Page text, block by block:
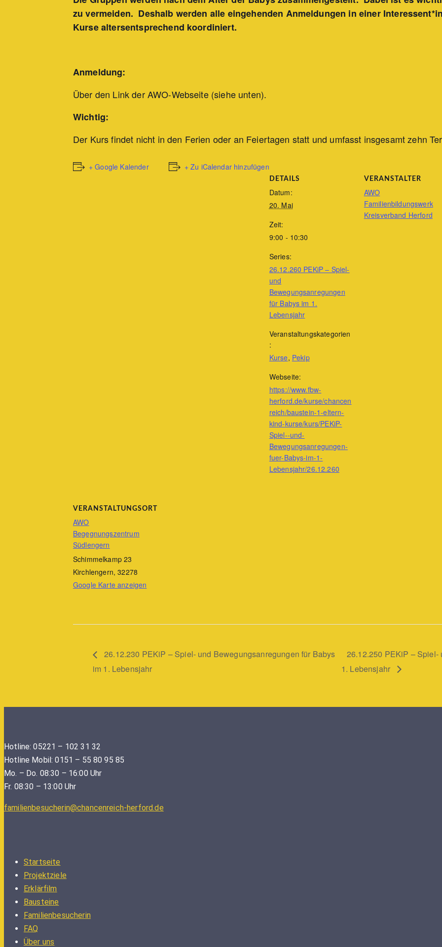
zu vermeiden. Deshalb werden alle eingehenden Anmeldungen in einer
Kurse altersentsprechend koordiniert.
Anmeldung:
Über den Link der AWO-Webseite (siehe unten).
Wichtig:
Der Kurs findet nicht in den Ferien oder an Feiertagen statt und umfasst insgesamt zehn
+ Google Kalender + Zu iCalendar hinzufügen
DETAILS
Datum:
20. Mai
Zeit:
9:00 - 10:30
Series:
26.12.260 PEKiP – Spiel-
und
Bewegungsanregungen
für Babys im 1.
Lebensjahr
Veranstaltungskategorien
:
Kurse, Pekip
Webseite:
https://www.fbw-
herford.de/kurse/chancen
reich/baustein-1-eltern-
kind-kurse/kurs/PEKiP-
Spiel--und-
Bewegungsanregungen-
fuer-Babys-im-1-
Lebensjahr/26.12.260
VERANSTALTER
AWO
Familienbildungswerk
Kreisverband Herford
VERANSTALTUNGSORT
AWO
Begegnungszentrum
Südlengern
Schimmelkamp 23
Kirchlengern, 32278
Google Karte anzeigen
26.12.230 PEKiP – Spiel- und Bewegungsanregungen für Babys
im 1. Lebensjahr
26.12.250 PEKiP – Spiel-
1. Lebensjahr
Hotline: 05221 – 102 31 32
Hotline Mobil: 0151 – 55 80 95 85
Mo. – Do. 08:30 – 16:00 Uhr
Fr. 08:30 – 13:00 Uhr
familienbesucherin@chancenreich-herford.de
Startseite
Projektziele
Erklärfilm
Bausteine
Familienbesucherin
FAQ
Über uns